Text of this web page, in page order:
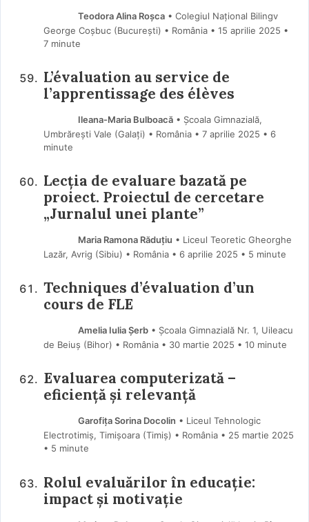
Teodora Alina Roșca• Colegiul Național Bilingv
George Coșbuc (Bucureşti) • România
15 aprilie 2025 •
7 minute
L’évaluation au service de
l’apprentissage des élèves
Ileana-Maria Bulboacă• Școala Gimnazială,
Umbrărești Vale (Galaţi) • România
7 aprilie 2025 • 6
minute
Lecția de evaluare bazată pe
proiect. Proiectul de cercetare
„Jurnalul unei plante”
Maria Ramona Răduțiu • Liceul Teoretic Gheorghe
Lazăr, Avrig (Sibiu) • România
6 aprilie 2025 • 5 minute
Techniques d’évaluation d’un
cours de FLE
Amelia Iulia Șerb• Școala Gimnazială Nr. 1, Uileacu
de Beiuș (Bihor) • România
30 martie 2025 • 10 minute
Evaluarea computerizată –
eficiență și relevanță
Garofița Sorina Docolin • Liceul Tehnologic
Electrotimiș, Timișoara (Timiş) • România
25 martie 2025
• 5 minute
Rolul evaluărilor în educație:
impact și motivație